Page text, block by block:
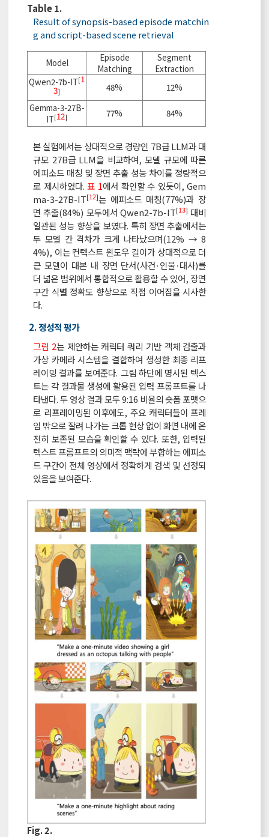
Table 1.
Result of synopsis-based episode matchin
g and script-based scene retrieval
Model
Episode
Matching
Segment
Extraction
Qwen2-7b-IT[1
3] 48%
12%
Gemma-3-27B-
IT[12] 77% 84%
본 실험에서는 상대적으로 경량인 7B급 LLM과 대
규모 27B급 LLM을 비교하여, 모델 규모에 따른
에피소드 매칭 및 장면 추출 성능 차이를 정량적으
로 제시하였다.표 1에서 확인할 수 있듯이, Gem
ma-3-27B-IT[12]는 에피소드 매칭(77%)과 장
면 추출(84%) 모두에서 Qwen2-7b-IT[13] 대비
일관된 성능 향상을 보였다. 특히 장면 추출에서는
두 모델 간 격차가 크게 나타났으며(12% → 8
4%), 이는 컨텍스트 윈도우 길이가 상대적으로 더
큰 모델이 대본 내 장면 단서(사건·인물·대사)를
더 넓은 범위에서 통합적으로 활용할 수 있어, 장면
구간 식별 정확도 향상으로 직접 이어짐을 시사한
다.
2. 정성적 평가
그림 2는 제안하는 캐릭터 쿼리 기반 객체 검출과
가상 카메라 시스템을 결합하여 생성한 최종 리프
레이밍 결과를 보여준다. 그림 하단에 명시된 텍스
트는 각 결과물 생성에 활용된 입력 프롬프트를 나
타낸다. 두 영상 결과 모두 9:16 비율의 숏폼 포맷으
로 리프레이밍된 이후에도, 주요 캐릭터들이 프레
임 밖으로 잘려 나가는 크롭 현상 없이 화면 내에 온
전히 보존된 모습을 확인할 수 있다. 또한, 입력된
텍스트 프롬프트의 의미적 맥락에 부합하는 에피소
드 구간이 전체 영상에서 정확하게 검색 및 선정되
었음을 보여준다.
Fig. 2.